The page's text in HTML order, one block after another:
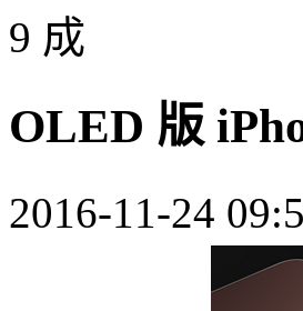
9 成
OLED 版
2016-11-24